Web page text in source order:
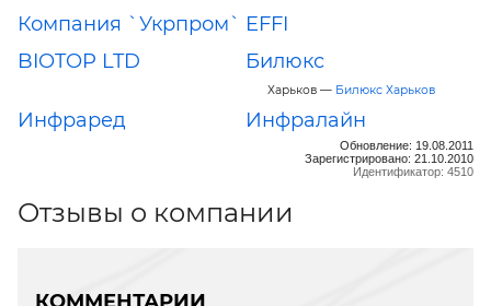
Компания `Укрпром` EFFI
BIOTOP LTD
Билюкс
Харьков — Билюкс Харьков
Инфраред Инфралайн
Обновление: 19.08.2011
Зарегистрировано: 21.10.2010
Идентификатор: 4510
Отзывы о компании
КОММЕНТАРИИ